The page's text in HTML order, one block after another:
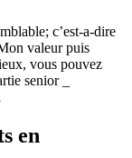
c’est-a-dire
valeur puis
vous pouvez
senior _
en